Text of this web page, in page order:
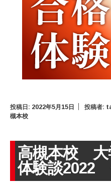
投稿日: 2022年5月15日 投稿者:
槻本校
高槻本校 大
体験談2022